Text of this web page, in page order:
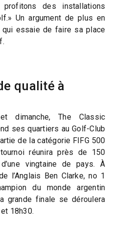
des installations
Un argument de plus en
essaie de faire sa place
qualité à
et dimanche, The Classic
ses quartiers au Golf-Club
de la catégorie FIFG 500
réunira près de 150
vingtaine de pays. À
l’Anglais Ben Clarke, no 1
du monde argentin
grande finale se déroulera
18h30.